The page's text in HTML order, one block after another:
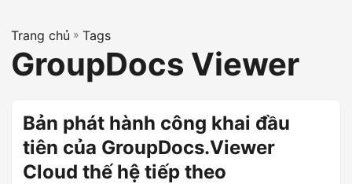
e
n
a
g
Trang chủ » Tags
GroupDocs Viewer
Bản phát hành công khai đầu
tiên của GroupDocs.Viewer
Cloud thế hệ tiếp theo